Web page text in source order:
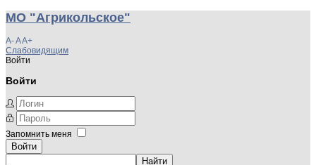
МО "Агрикольское"
A-AA+
Слабовидящим
Войти
Войти
Запомнить меня
Войти